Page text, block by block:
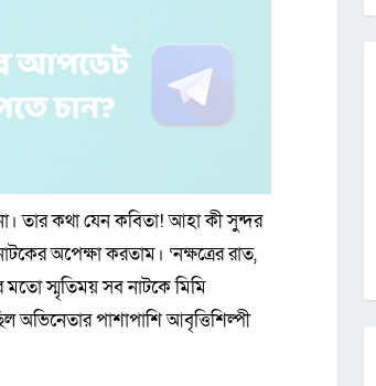
তার কথা যেন কবিতা! আহা কী সুন্দর
অপেক্ষা করতাম। ‘নক্ষত্রের রাত,
মতো স্মৃতিময় সব নাটকে মিমি
অভিনেতার পাশাপাশি আবৃত্তিশিল্পী